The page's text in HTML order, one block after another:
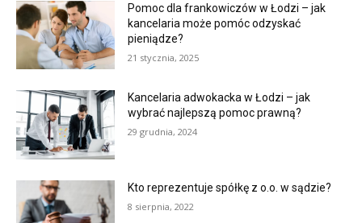
Pomoc dla frankowiczów w Łodzi – jak
kancelaria może pomóc odzyskać
pieniądze?
21 stycznia, 2025
Kancelaria adwokacka w Łodzi – jak
wybrać najlepszą pomoc prawną?
29 grudnia, 2024
Kto reprezentuje spółkę z o.o. w sądzie?
8 sierpnia, 2022